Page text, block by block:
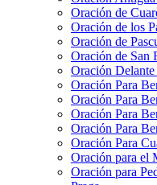
Oración de
Oración de los
Oración de
Oración de San
Oración
Oración Para
Oración Para
Oración Para
Oración Para
Oración Para
Oración para el
Oración para